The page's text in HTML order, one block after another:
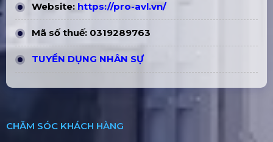
Website: https://pro-avl.vn/
Mã số thuế: 0319289763
TUYỂN DỤNG NHÂN SỰ
CHĂM SÓC KHÁCH HÀNG